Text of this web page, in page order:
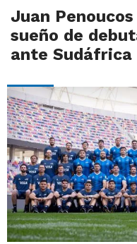
Juan
sueño de
ante Sudáfrica